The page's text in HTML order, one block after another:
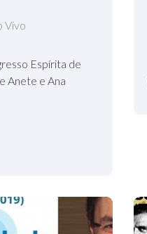
Vivo
Espírita de
Anete e Ana